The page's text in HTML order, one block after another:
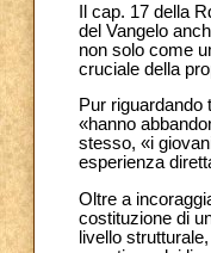
Il cap. 17 della
del Vangelo
non solo come
cruciale della
Pur riguardando
«hanno
stesso, «i
esperienza
Oltre a
costituzione di
livello